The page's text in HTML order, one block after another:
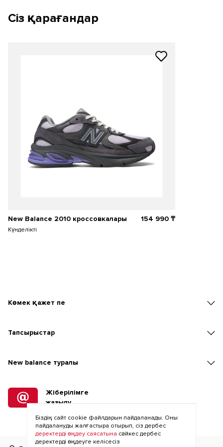
Сіз қарағандар
New Balance 2010 кроссовкалары
Күнделікті
154 990₸
Көмек қажет пе
Тапсырыстар
New balаnce туралы
Жіберілімге
жазылу
Біздің сайт cookie файлдарын пайдаланады. Оны
пайдалануды жалғастыра отырып, сіз дербес
деректерді өңдеу саясатына сәйкес дербес
деректерді өңдеуге келісесіз